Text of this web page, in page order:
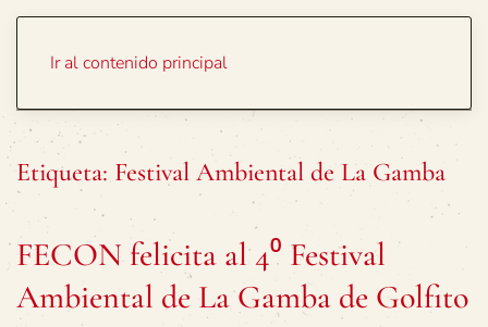
Ir al contenido principal
Etiqueta: Festival Ambiental de La Gamba
FECON felicita al 4⁰ Festival
Ambiental de La Gamba de Golfito